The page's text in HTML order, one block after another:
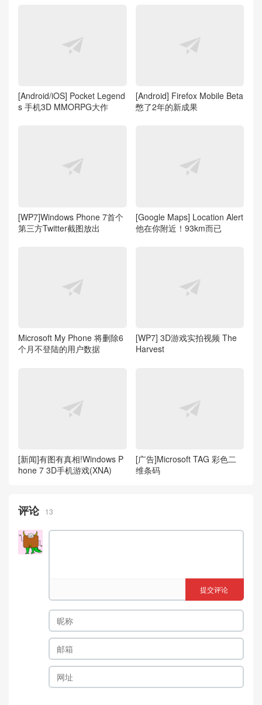
[Android/iOS] Pocket Legend
s 手机3D MMORPG大作
[Android] Firefox Mobile Beta
憋了2年的新成果
[WP7]Windows Phone 7首个
第三方Twitter截图放出
[Google Maps] Location Alert
他在你附近！93km而已
Microsoft My Phone 将删除6
个月不登陆的用户数据
[WP7] 3D游戏实拍视频 The
Harvest
[新闻]有图有真相!Windows P
hone 7 3D手机游戏(XNA)
[广告]Microsoft TAG 彩色二
维条码
评论 13
提交评论